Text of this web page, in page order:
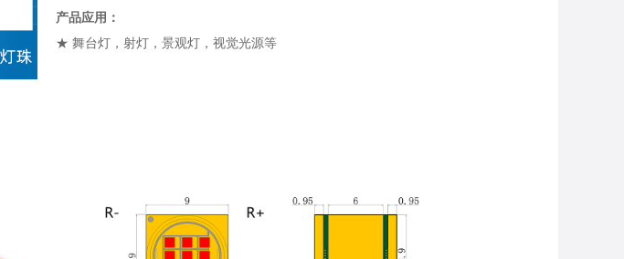
产品应用：
★ 舞台灯，射灯，景观灯，视觉光源等